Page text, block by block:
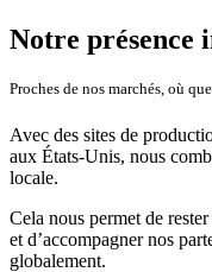
Notre présence
Proches de nos marchés, où
Avec des sites de
aux États-Unis, nous
locale.
Cela nous permet de
et d’accompagner nos
globalement.